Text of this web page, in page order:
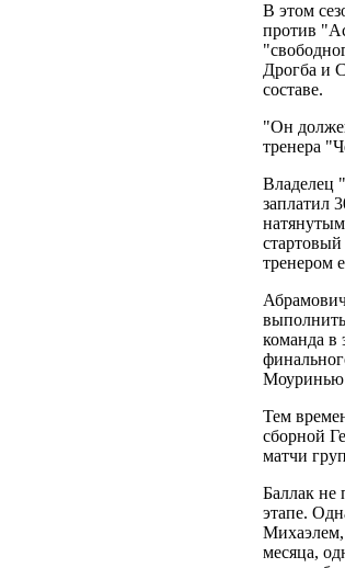
В этом
против
Дрогба и
составе.
"Он
тренера
Владелец
заплатил
тренером
команда в
Моуринью
Тем
сборной
матчи
Баллак не
этапе.
Михаэлем,
месяца,